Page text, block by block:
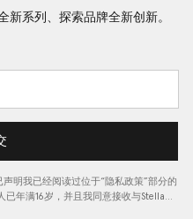
新系列、探索品牌全新创新。
明我已经阅读过位于“隐私政策”部分的
年满16岁，并且我同意接收与Stella…